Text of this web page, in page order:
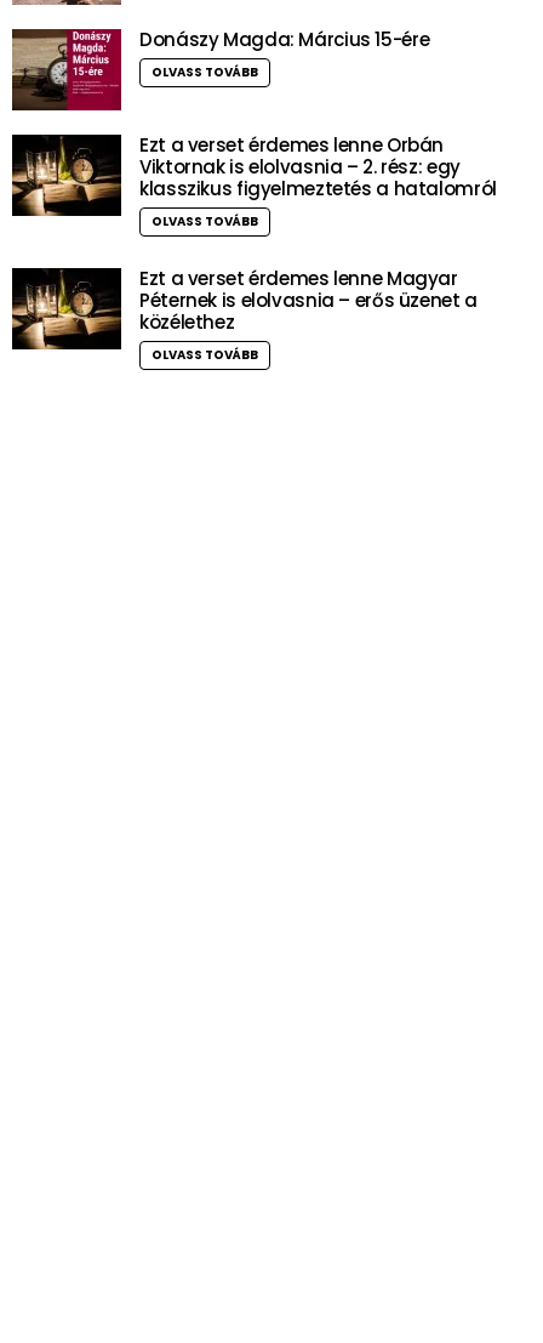
Donászy Magda: Március 15-ére
OLVASS TOVÁBB
Ezt a verset érdemes lenne Orbán
Viktornak is elolvasnia – 2. rész: egy
klasszikus figyelmeztetés a hatalomról
OLVASS TOVÁBB
Ezt a verset érdemes lenne Magyar
Péternek is elolvasnia – erős üzenet a
közélethez
OLVASS TOVÁBB